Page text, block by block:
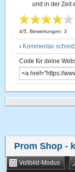
und in der Zeit
4/5 , Bewertungen:3
› Kommentar
Code für deine
Prom Shop -
Vollbild-Modus